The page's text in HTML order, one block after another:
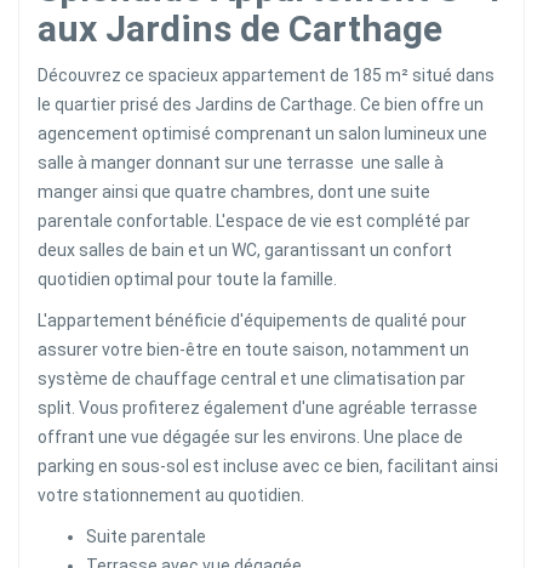
aux Jardins de Carthage
Découvrez ce spacieux appartement de 185 m² situé dans
le quartier prisé des Jardins de Carthage. Ce bien offre un
agencement optimisé comprenant un salon lumineux une
salle à manger donnant sur une terrasse une salle à
manger ainsi que quatre chambres, dont une suite
parentale confortable. L'espace de vie est complété par
deux salles de bain et un WC, garantissant un confort
quotidien optimal pour toute la famille.
L'appartement bénéficie d'équipements de qualité pour
assurer votre bien-être en toute saison, notamment un
système de chauffage central et une climatisation par
split. Vous profiterez également d'une agréable terrasse
offrant une vue dégagée sur les environs. Une place de
parking en sous-sol est incluse avec ce bien, facilitant ainsi
votre stationnement au quotidien.
Suite parentale